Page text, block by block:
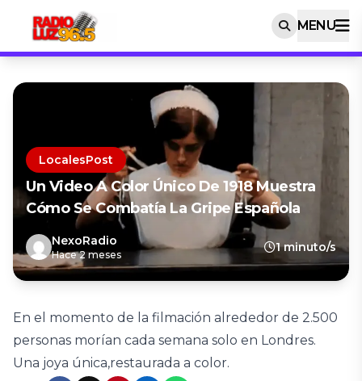
MENU
LocalesPost
Un Video A Color Único De 1918 Muestra
Cómo Se Combatía La Gripe Española
NexoRadio
Hace 2 meses
1 minuto/s
En el momento de la filmación alrededor de 2.500
personas morían cada semana solo en Londres.
Una joya única,restaurada a color.